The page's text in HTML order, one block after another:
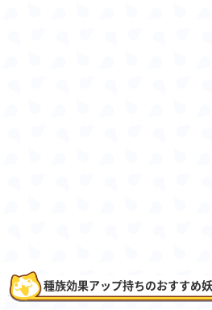
種族効果アップ持ちのおすすめ